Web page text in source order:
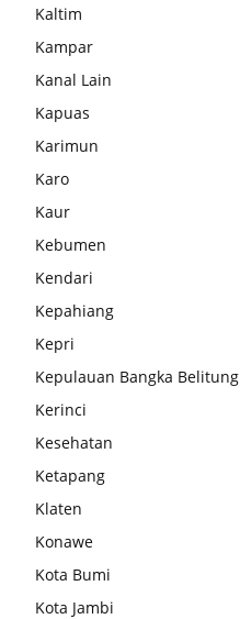
Kaltim
Kampar
Kanal Lain
Kapuas
Karimun
Karo
Kaur
Kebumen
Kendari
Kepahiang
Kepri
Kepulauan Bangka Belitung
Kerinci
Kesehatan
Ketapang
Klaten
Konawe
Kota Bumi
Kota Jambi